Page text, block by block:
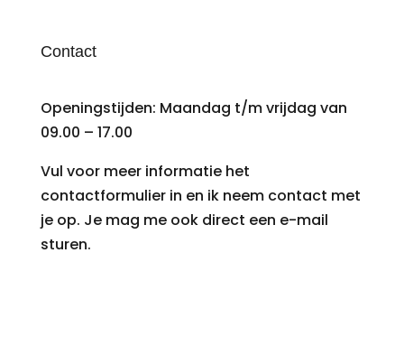
Contact
Openingstijden: Maandag t/m vrijdag van
09.00 – 17.00
Vul voor meer informatie het
contactformulier in en ik neem contact met
je op. Je mag me ook direct een e-mail
sturen.